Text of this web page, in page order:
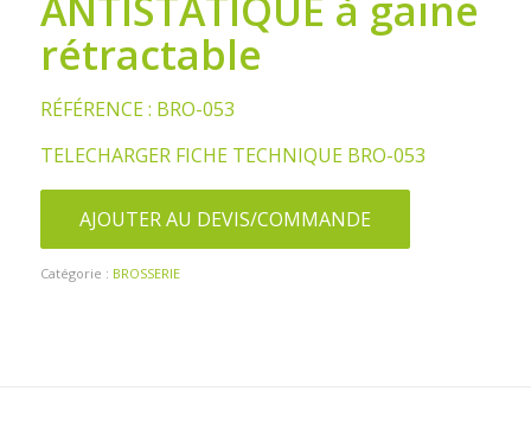
rétractable
RÉFÉRENCE : BRO-053
TELECHARGER FICHE TECHNIQUE BRO-053
AJOUTER AU DEVIS/COMMANDE
Catégorie : BROSSERIE